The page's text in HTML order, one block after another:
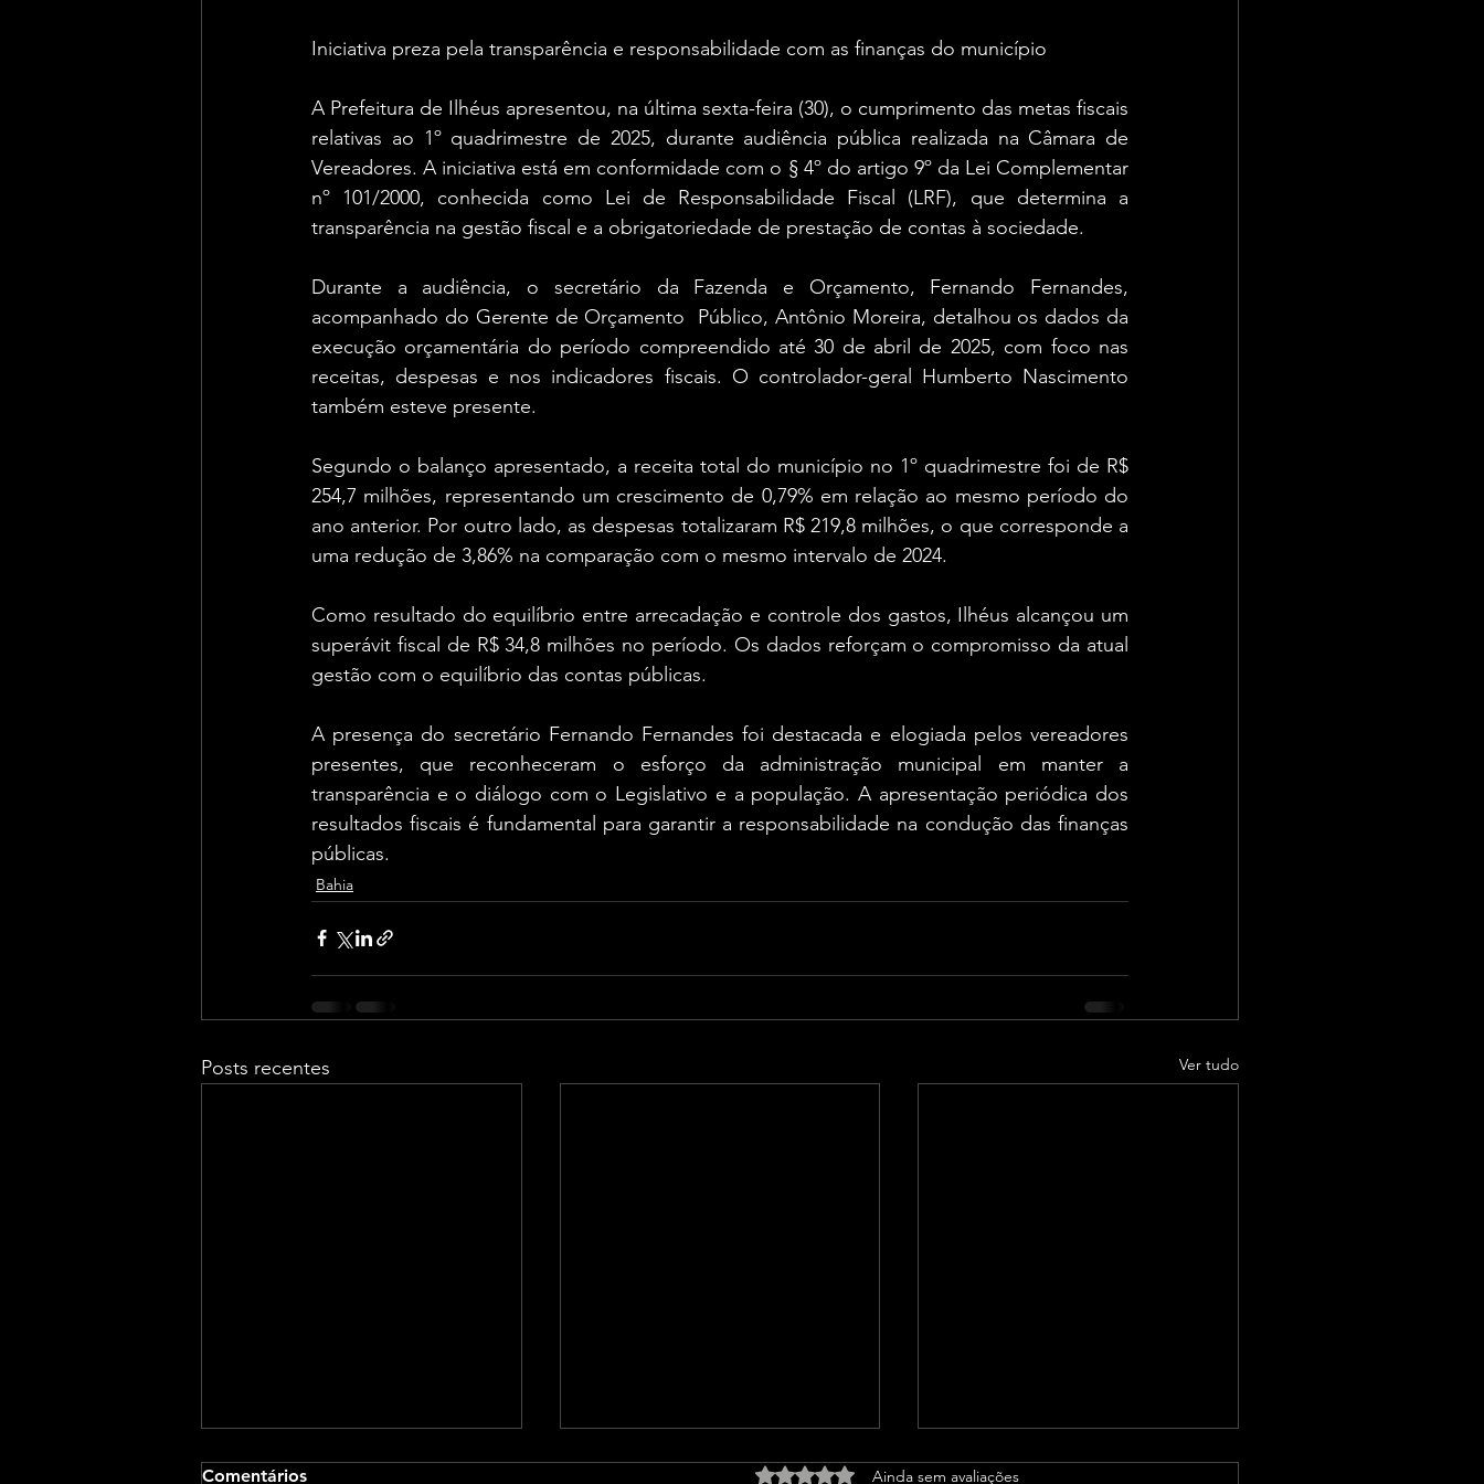
Iniciativa preza pela transparência e responsabilidade com as finanças do município
A Prefeitura de Ilhéus apresentou, na última sexta-feira (30), o cumprimento das metas fiscais
relativas ao 1º quadrimestre de 2025, durante audiência pública realizada na Câmara de
Vereadores. A iniciativa está em conformidade com o § 4º do artigo 9º da Lei Complementar
nº 101/2000, conhecida como Lei de Responsabilidade Fiscal (LRF), que determina a
transparência na gestão fiscal e a obrigatoriedade de prestação de contas à sociedade.
Durante a audiência, o secretário da Fazenda e Orçamento, Fernando Fernandes,
acompanhado do Gerente de Orçamento  Público, Antônio Moreira, detalhou os dados da
execução orçamentária do período compreendido até 30 de abril de 2025, com foco nas
receitas, despesas e nos indicadores fiscais. O controlador-geral Humberto Nascimento
também esteve presente.
Segundo o balanço apresentado, a receita total do município no 1º quadrimestre foi de R$
254,7 milhões, representando um crescimento de 0,79% em relação ao mesmo período do
ano anterior. Por outro lado, as despesas totalizaram R$ 219,8 milhões, o que corresponde a
uma redução de 3,86% na comparação com o mesmo intervalo de 2024.
Como resultado do equilíbrio entre arrecadação e controle dos gastos, Ilhéus alcançou um
superávit fiscal de R$ 34,8 milhões no período. Os dados reforçam o compromisso da atual
gestão com o equilíbrio das contas públicas.
A presença do secretário Fernando Fernandes foi destacada e elogiada pelos vereadores
presentes, que reconheceram o esforço da administração municipal em manter a
transparência e o diálogo com o Legislativo e a população. A apresentação periódica dos
resultados fiscais é fundamental para garantir a responsabilidade na condução das finanças
públicas.
Bahia
Posts recentes Ver tudo
Comentários Avaliado com 0 de 5 estrelas.
Ainda sem avaliações